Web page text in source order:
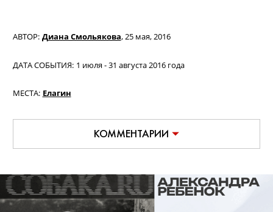
АВТОР: Диана Смольякова,25 мая, 2016
ДАТА СОБЫТИЯ: 1 июля - 31 августа 2016 года
МЕСТА: Елагин
КОММЕНТАРИИ